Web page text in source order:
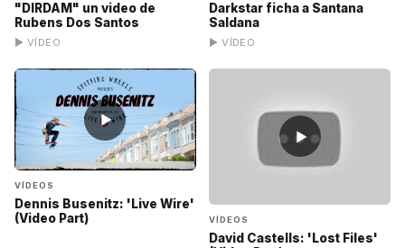
"DIRDAM" un video de
Rubens Dos Santos
▶ VÍDEO
Darkstar ficha a Santana
Saldana
▶ VÍDEO
▶
VÍDEOS
Dennis Busenitz: 'Live Wire'
(Video Part)
▶
VÍDEOS
David Castells: 'Lost Files'